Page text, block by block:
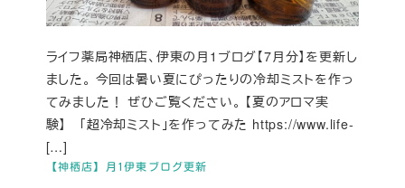
【神栖店】月1伊東ブログ更新
ライフ薬局神栖店、伊東の月1ブログ【7月分】を更新し
ました。 今回は暑い夏にぴったりの冷却ミストを作っ
てみました！ ぜひご覧ください。 【夏のアロマ実
験】 「超冷却ミスト」を作ってみた https://www.life-
[…]